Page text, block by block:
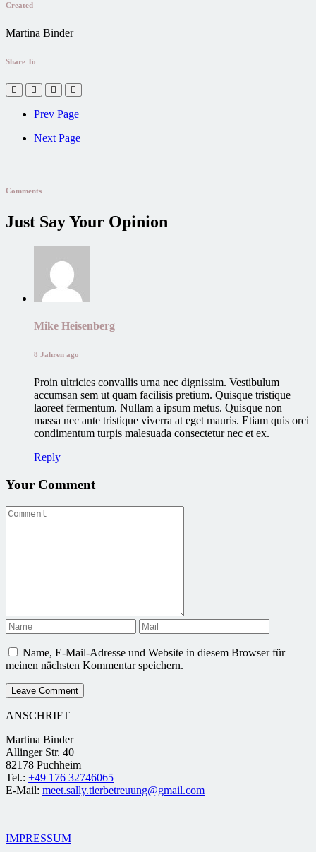
Created
Martina Binder
Share To
Prev Page
Next Page
Comments
Just Say Your Opinion
Mike Heisenberg
8 Jahren ago
Proin ultricies convallis urna nec dignissim. Vestibulum
accumsan sem ut quam facilisis pretium. Quisque tristique
laoreet fermentum. Nullam a ipsum metus. Quisque non
massa nec ante tristique viverra at eget mauris. Etiam quis orci
condimentum turpis malesuada consectetur nec et ex.
Reply
Your Comment
Name, E-Mail-Adresse und Website in diesem Browser für
meinen nächsten Kommentar speichern.
ANSCHRIFT
Martina Binder
Allinger Str. 40
82178 Puchheim
Tel.: +49 176 32746065
E-Mail: meet.sally.tierbetreuung@gmail.com
IMPRESSUM